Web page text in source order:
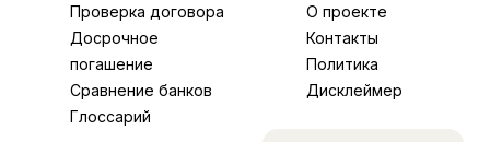
Проверка договора
Досрочное
погашение
Сравнение банков
Глоссарий
О проекте
Контакты
Политика
Дисклеймер